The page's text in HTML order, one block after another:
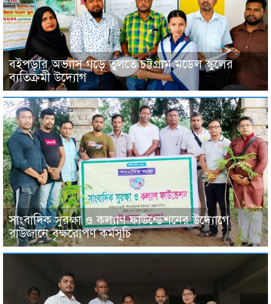
বইপড়ার অভ্যাস গড়ে তুলতে চট্টগ্রাম মডেল স্কুলের
ব্যতিক্রমী উদ্যোগ
সাংবাদিক সুরক্ষা ও কল্যাণ ফাউন্ডেশনের উদ্যোগে
রাউজানে বৃক্ষরোপণ কর্মসূচি